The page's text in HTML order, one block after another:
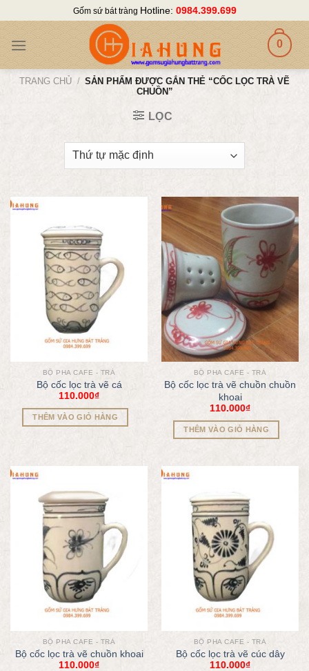
content
Gốm sứ bát tràng Hotline: 0984.399.699
0
TRANG CHỦ / SẢN PHẨM ĐƯỢC GẮN THẺ “CỐC LỌC TRÀ VẼ
CHUỒN”
LỌC
BỘ PHA CAFE - TRÀ
Bộ cốc lọc trà vẽ cá
110.000₫
THÊM VÀO GIỎ HÀNG
BỘ PHA CAFE - TRÀ
Bộ cốc lọc trà vẽ chuồn chuồn
khoai
110.000₫
THÊM VÀO GIỎ HÀNG
BỘ PHA CAFE - TRÀ
Bộ cốc lọc trà vẽ chuồn khoai
110.000₫
BỘ PHA CAFE - TRÀ
Bộ cốc lọc trà vẽ cúc dây
110.000₫